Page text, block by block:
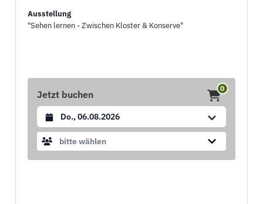
Ausstellung
"Sehen lernen - Zwischen Kloster & Konserve"
Jetzt buchen
0
Datum auswählen
bitte wählen